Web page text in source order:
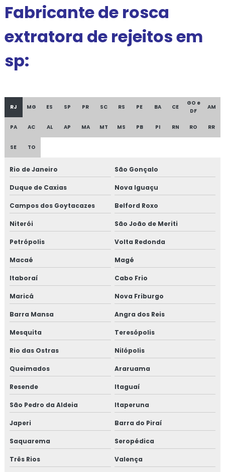
Fabricante de rosca
extratora de rejeitos em
sp:
RJ MG ES SP PR SC RS PE BA CE
GO e
DF
AM
PA AC AL AP MA MT MS PB PI RN RO RR
SE TO
Rio de Janeiro São Gonçalo
Duque de Caxias Nova Iguaçu
Campos dos Goytacazes Belford Roxo
Niterói São João de Meriti
Petrópolis Volta Redonda
Macaé Magé
Itaboraí Cabo Frio
Maricá Nova Friburgo
Barra Mansa Angra dos Reis
Mesquita Teresópolis
Rio das Ostras Nilópolis
Queimados Araruama
Resende Itaguaí
São Pedro da Aldeia Itaperuna
Japeri Barra do Piraí
Saquarema Seropédica
Três Rios Valença